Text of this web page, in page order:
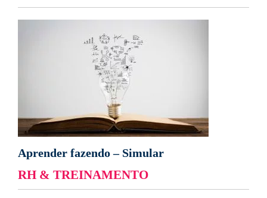
Aprender fazendo – Simular
RH & TREINAMENTO